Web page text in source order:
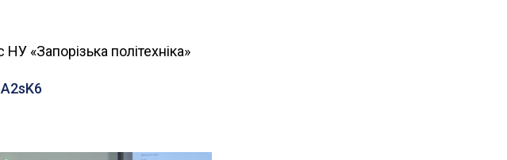
«Запорізька політехніка»